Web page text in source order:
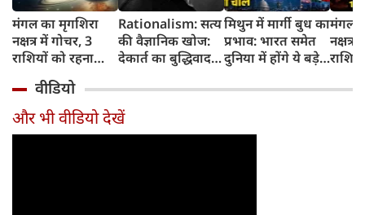
मंगल का मृगशिरा
नक्षत्र में गोचर, 3
राशियों को रहना
सावधान
Rationalism: सत्य
की वैज्ञानिक खोज:
देकार्त का बुद्धिवाद
का जन्म
मिथुन में मार्गी बुध का
प्रभाव: भारत समेत
दुनिया में होंगे ये बड़े
मंगल
नक्षत्र
किसे
वीडियो
और भी वीडियो देखें